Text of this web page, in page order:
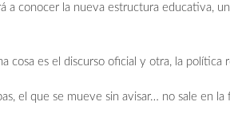
a conocer la nueva estructura educativa,
cosa es el discurso oficial y otra, la política
el que se mueve sin avisar… no sale en